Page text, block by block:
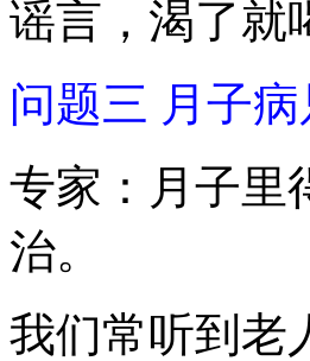
谣言，渴了就
问题三 月子
专家：月子里
治。
我们常听到老